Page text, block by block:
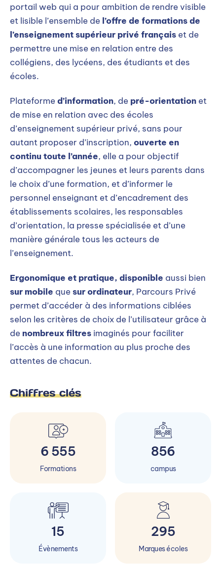
portail web qui a pour ambition de rendre visible
et lisible l’ensemble de l’offre de formations de
l’enseignement supérieur privé français et de
permettre une mise en relation entre des
collégiens, des lycéens, des étudiants et des
écoles.
Plateforme d’information, de pré-orientation et
de mise en relation avec des écoles
d’enseignement supérieur privé, sans pour
autant proposer d’inscription, ouverte en
continu toute l’année, elle a pour objectif
d’accompagner les jeunes et leurs parents dans
le choix d’une formation, et d’informer le
personnel enseignant et d’encadrement des
établissements scolaires, les responsables
d’orientation, la presse spécialisée et d’une
manière générale tous les acteurs de
l’enseignement.
Ergonomique et pratique, disponible aussi bien
sur mobile que sur ordinateur, Parcours Privé
permet d’accéder à des informations ciblées
selon les critères de choix de l’utilisateur grâce à
de nombreux filtres imaginés pour faciliter
l’accès à une information au plus proche des
attentes de chacun.
Chiffres clés
6 555
Formations
856
campus
15
Évènements
295
Marques écoles